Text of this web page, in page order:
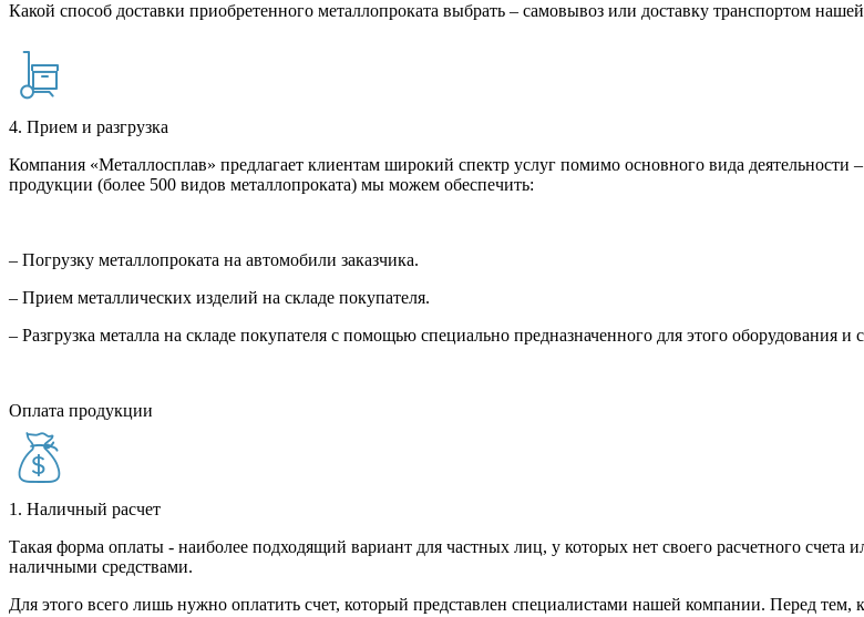
Какой способ доставки приобретенного металлопроката выбрать – самовывоз или доставку транспортом
4. Прием и разгрузка
Компания «Металлосплав» предлагает клиентам широкий спектр услуг помимо основного вида
продукции (более 500 видов металлопроката) мы можем обеспечить:
– Погрузку металлопроката на автомобили заказчика.
– Прием металлических изделий на складе покупателя.
– Разгрузка металла на складе покупателя с помощью специально предназначенного для этого
Оплата продукции
1. Наличный расчет
Такая форма оплаты - наиболее подходящий вариант для частных лиц, у которых нет своего расчетного счета
наличными средствами.
Для этого всего лишь нужно оплатить счет, который представлен специалистами нашей компании. Перед тем,